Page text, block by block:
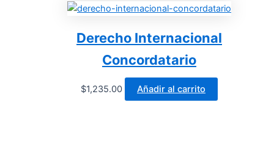
Derecho Internacional
Concordatario
$1,235.00 Añadir al carrito